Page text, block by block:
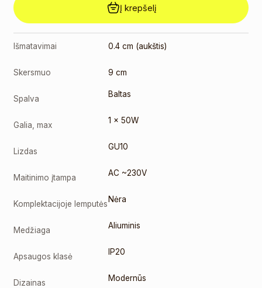
3000K
(291778)
GU10 9W
(10084-1)
GU10 9W
Į krepšelį
Išmatavimai 0.4 cm (aukštis)
Skersmuo 9 cm
Spalva Baltas
Galia, max 1 x 50W
Lizdas GU10
Maitinimo įtampa AC ~230V
Komplektacijoje lemputės Nėra
Medžiaga Aliuminis
Apsaugos klasė IP20
Dizainas Modernūs